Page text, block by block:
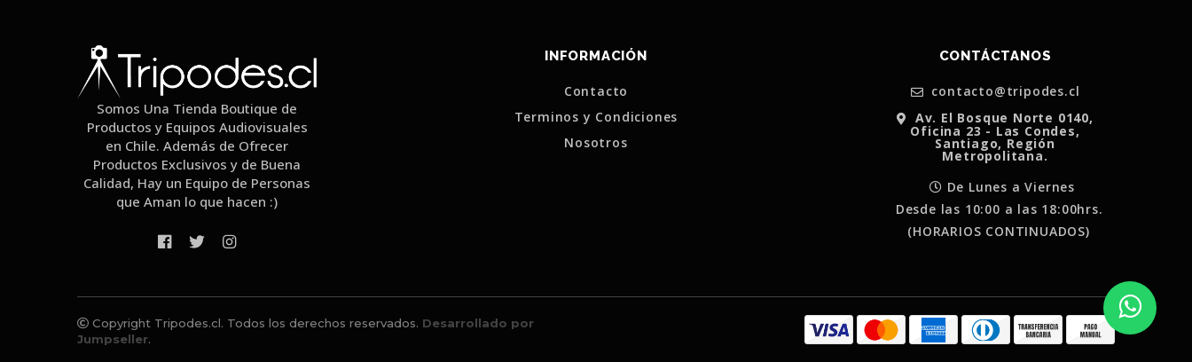
Somos Una Tienda Boutique de
Productos y Equipos Audiovisuales
en Chile. Además de Ofrecer
Productos Exclusivos y de Buena
Calidad, Hay un Equipo de Personas
que Aman lo que hacen :)
INFORMACIÓN
Contacto
Terminos y Condiciones
Nosotros
CONTÁCTANOS
contacto@tripodes.cl
Av. El Bosque Norte 0140,
Oficina 23 - Las Condes,
Santiago, Región
Metropolitana.
De Lunes a Viernes
Desde las 10:00 a las 18:00hrs.
(HORARIOS CONTINUADOS)
Copyright Tripodes.cl. Todos los derechos reservados. Desarrollado por
Jumpseller.